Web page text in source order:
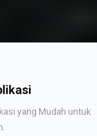
yang Mudah untuk